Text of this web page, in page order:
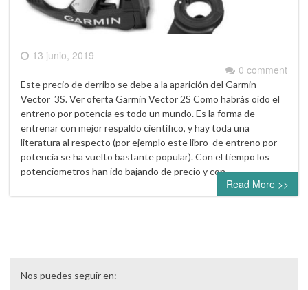
13 junio, 2019
0 comment
Este precio de derribo se debe a la aparición del Garmin
Vector 3S. Ver oferta Garmin Vector 2S Como habrás oído el
entreno por potencia es todo un mundo. Es la forma de
entrenar con mejor respaldo científico, y hay toda una
literatura al respecto (por ejemplo este libro de entreno por
potencia se ha vuelto bastante popular). Con el tiempo los
potenciometros han ido bajando de precio y con…
Read More >>
Nos puedes seguir en: